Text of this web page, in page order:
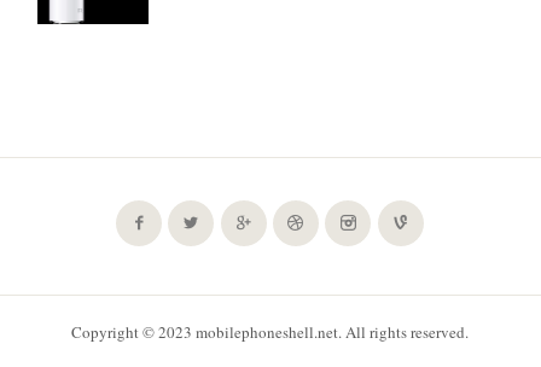
Copyright © 2023 mobilephoneshell.net. All rights reserved.